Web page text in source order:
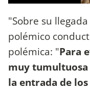
"Sobre su
polémico
polémica: "Para
muy
la entrada de